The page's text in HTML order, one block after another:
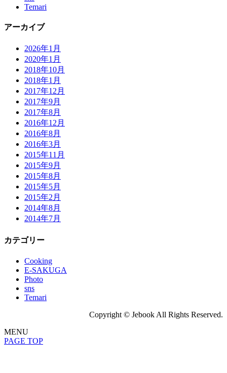
Temari
アーカイブ
2026年1月
2020年1月
2018年10月
2018年1月
2017年12月
2017年9月
2017年8月
2016年12月
2016年8月
2016年3月
2015年11月
2015年9月
2015年8月
2015年5月
2015年2月
2014年8月
2014年7月
カテゴリー
Cooking
E-SAKUGA
Photo
sns
Temari
Copyright © Jebook All Rights Reserved.
MENU
PAGE TOP